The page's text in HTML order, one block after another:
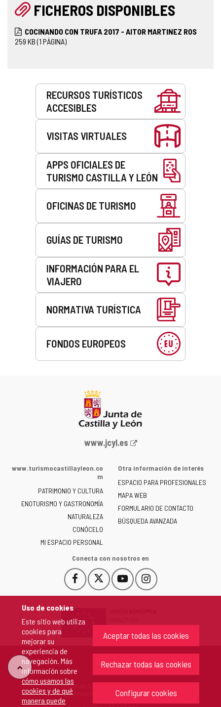
Uso de cookies
Este sitio web utiliza
cookies para
mejorar su
experiencia de
navegación. Más
información sobre
cómo usamos las
cookies y de qué
manera puede
Aceptar todas las cookies
Rechazar todas las cookies
Configurar cookies
FICHEROS DISPONIBLES
COCINANDO CON TRUFA 2017 - AITOR MARTINEZ ROS
259 KB(1 PÁGINA)
RECURSOS TURÍSTICOS
ACCESIBLES
VISITAS VIRTUALES
APPS OFICIALES DE
TURISMO CASTILLA Y LEÓN
OFICINAS DE TURISMO
GUÍAS DE TURISMO
INFORMACIÓN PARA EL
VIAJERO
NORMATIVA TURÍSTICA
FONDOS EUROPEOS
Portal
la
de
Castilla
y
León
-
www.jcyl.es
www.turismocastillayleon.co
m
PATRIMONIO Y CULTURA
ENOTURISMO Y GASTRONOMÍA
NATURALEZA
CONÓCELO
MI ESPACIO PERSONAL
Otra información de interés
ESPACIO PARA PROFESIONALES
MAPA WEB
FORMULARIO DE CONTACTO
BÚSQUEDA AVANZADA
Conecta con nosotros en
Facebook
Este
enlace
en
nueva.
Este
enlace
una
ventana
nueva.
YouTube
Este
enlace
una
nueva.
Instagram
Este
enlace
una
nueva.
"Volver
arriba"
Copyright 2026 - Junta de Castilla y León
Todos los derechos reservados.